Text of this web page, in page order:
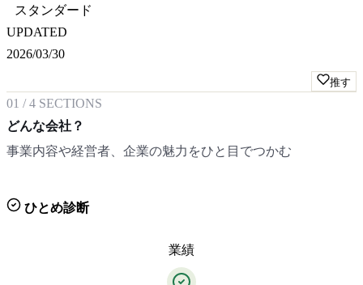
スタンダード
UPDATED
2026/03/30
推す
01 /4 SECTIONS
どんな会社？
事業内容や経営者、企業の魅力をひと目でつかむ
ひとめ診断
業績